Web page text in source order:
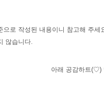
으로 작성된 내용이니 참고해 주
않습니다.
아래 공감하트(♡)